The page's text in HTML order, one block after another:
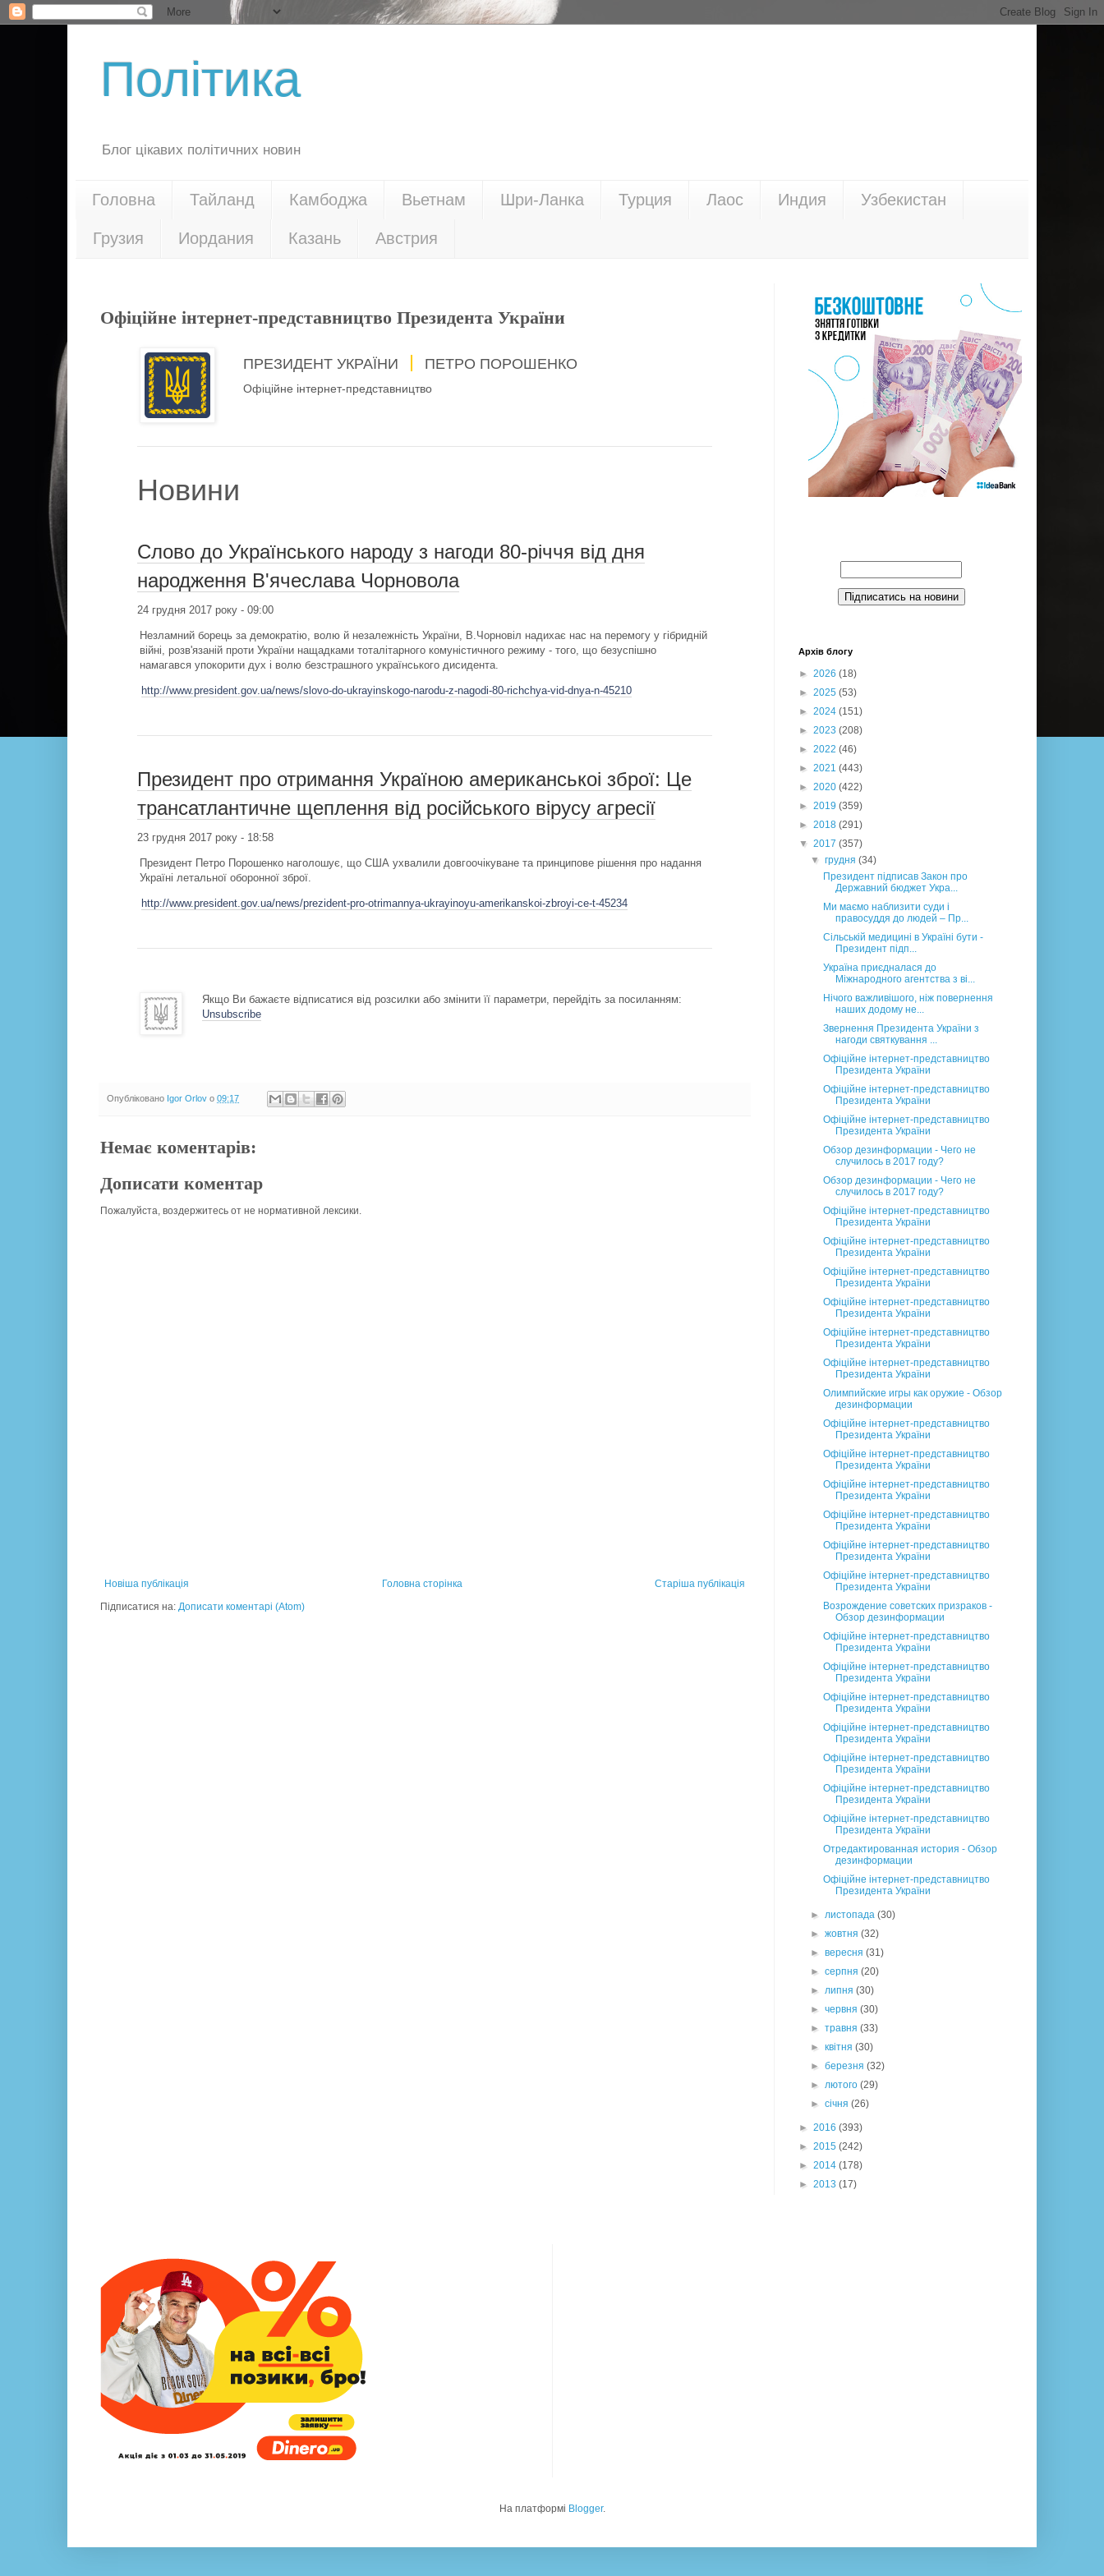
Політика
Блог цікавих політичних новин
Головна Тайланд Камбоджа Вьетнам Шри-Ланка Турция Лаос Индия Узбекистан
Грузия Иордания Казань Австрия
Офіційне інтернет-представництво Президента України
ПРЕЗИДЕНТ УКРАЇНИ ПЕТРО ПОРОШЕНКО
Офіційне інтернет-представництво
Новини
Слово до Українського народу з нагоди 80-річчя від дня
народження В'ячеслава Чорновола
24 грудня 2017 року - 09:00
Незламний борець за демократію, волю й незалежність України, В.Чорновіл надихає нас на перемогу у гібридній
війні, розв'язаній проти України нащадками тоталітарного комуністичного режиму - того, що безуспішно
намагався упокорити дух і волю безстрашного українського дисидента.
http://www.president.gov.ua/news/slovo-do-ukrayinskogo-narodu-z-nagodi-80-richchya-vid-dnya-n-45210
Президент про отримання Україною американськоі зброї: Це
трансатлантичне щеплення від російського вірусу агресії
23 грудня 2017 року - 18:58
Президент Петро Порошенко наголошує, що США ухвалили довгоочікуване та принципове рішення про надання
Україні летальної оборонної зброї.
http://www.president.gov.ua/news/prezident-pro-otrimannya-ukrayinoyu-amerikanskoi-zbroyi-ce-t-45234
Якщо Ви бажаєте відписатися від розсилки або змінити її параметри, перейдіть за посиланням:
Unsubscribe
Опубліковано Igor Orlov о 09:17
Немає коментарів:
Дописати коментар
Пожалуйста, воздержитесь от не нормативной лексики.
Новіша публікація Старіша публікація
Головна сторінка
Підписатися на: Дописати коментарі (Atom)
Архів блогу
► 2026 (18)
► 2025 (53)
► 2024 (151)
► 2023 (208)
► 2022 (46)
► 2021 (443)
► 2020 (422)
► 2019 (359)
► 2018 (291)
▼ 2017 (357)
▼грудня(34)
Президент підписав Закон про
Державний бюджет Укра...
Ми маємо наблизити суди і
правосуддя до людей – Пр...
Сільській медицині в Україні бути -
Президент підп...
Україна приєдналася до
Міжнародного агентства з ві...
Нічого важливішого, ніж повернення
наших додому не...
Звернення Президента України з
нагоди святкування ...
Офіційне інтернет-представництво
Президента України
Офіційне інтернет-представництво
Президента України
Офіційне інтернет-представництво
Президента України
Обзор дезинформации - Чего не
случилось в 2017 году?
Обзор дезинформации - Чего не
случилось в 2017 году?
Офіційне інтернет-представництво
Президента України
Офіційне інтернет-представництво
Президента України
Офіційне інтернет-представництво
Президента України
Офіційне інтернет-представництво
Президента України
Офіційне інтернет-представництво
Президента України
Офіційне інтернет-представництво
Президента України
Олимпийские игры как оружие - Обзор
дезинформации
Офіційне інтернет-представництво
Президента України
Офіційне інтернет-представництво
Президента України
Офіційне інтернет-представництво
Президента України
Офіційне інтернет-представництво
Президента України
Офіційне інтернет-представництво
Президента України
Офіційне інтернет-представництво
Президента України
Возрождение советских призраков -
Обзор дезинформации
Офіційне інтернет-представництво
Президента України
Офіційне інтернет-представництво
Президента України
Офіційне інтернет-представництво
Президента України
Офіційне інтернет-представництво
Президента України
Офіційне інтернет-представництво
Президента України
Офіційне інтернет-представництво
Президента України
Офіційне інтернет-представництво
Президента України
Отредактированная история - Обзор
дезинформации
Офіційне інтернет-представництво
Президента України
►листопада(30)
►жовтня(32)
►вересня(31)
►серпня(20)
►липня(30)
►червня(30)
►травня(33)
►квітня(30)
►березня(32)
►лютого(29)
►січня(26)
► 2016 (393)
► 2015 (242)
► 2014 (178)
► 2013 (17)
На платформі Blogger.